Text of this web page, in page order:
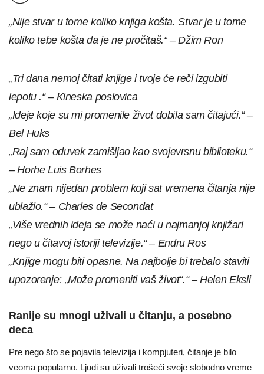
„Nije stvar u tome koliko knjiga košta. Stvar je u tome
koliko tebe košta da je ne pročitaš.“ – Džim Ron
„Tri dana nemoj čitati knjige i tvoje će reči izgubiti
lepotu .“ – Kineska poslovica
„Ideje koje su mi promenile život dobila sam čitajući.“ –
Bel Huks
„Raj sam oduvek zamišljao kao svojevrsnu biblioteku.“
– Horhe Luis Borhes
„Ne znam nijedan problem koji sat vremena čitanja nije
ublažio.“ – Charles de Secondat
„Više vrednih ideja se može naći u najmanjoj knjižari
nego u čitavoj istoriji televizije.“ – Endru Ros
„Knjige mogu biti opasne. Na najbolje bi trebalo staviti
upozorenje: „Može promeniti vaš život“.“ – Helen Eksli
Ranije su mnogi uživali u čitanju, a posebno
deca
Pre nego što se pojavila televizija i kompjuteri, čitanje je bilo
veoma popularno. Ljudi su uživali trošeći svoje slobodno vreme